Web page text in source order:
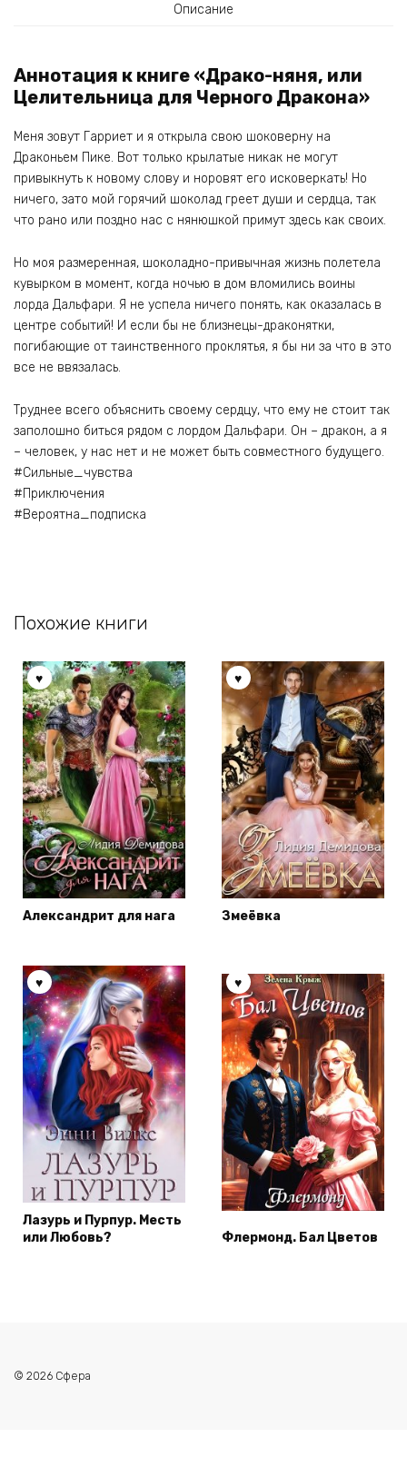
Описание
Аннотация к книге «Драко-няня, или
Целительница для Черного Дракона»
Меня зовут Гарриет и я открыла свою шоковерну на
Драконьем Пике. Вот только крылатые никак не могут
привыкнуть к новому слову и норовят его исковеркать! Но
ничего, зато мой горячий шоколад греет души и сердца, так
что рано или поздно нас с нянюшкой примут здесь как своих.
Но моя размеренная, шоколадно-привычная жизнь полетела
кувырком в момент, когда ночью в дом вломились воины
лорда Дальфари. Я не успела ничего понять, как оказалась в
центре событий! И если бы не близнецы-драконятки,
погибающие от таинственного проклятья, я бы ни за что в это
все не ввязалась.
Труднее всего объяснить своему сердцу, что ему не стоит так
заполошно биться рядом с лордом Дальфари. Он – дракон, а я
– человек, у нас нет и не может быть совместного будущего.
#Сильные_чувства
#Приключения
#Вероятна_подписка
Похожие книги
Александрит для нага Змеёвка
Лазурь и Пурпур. Месть
или Любовь?
Флермонд. Бал Цветов
© 2026 Сфера